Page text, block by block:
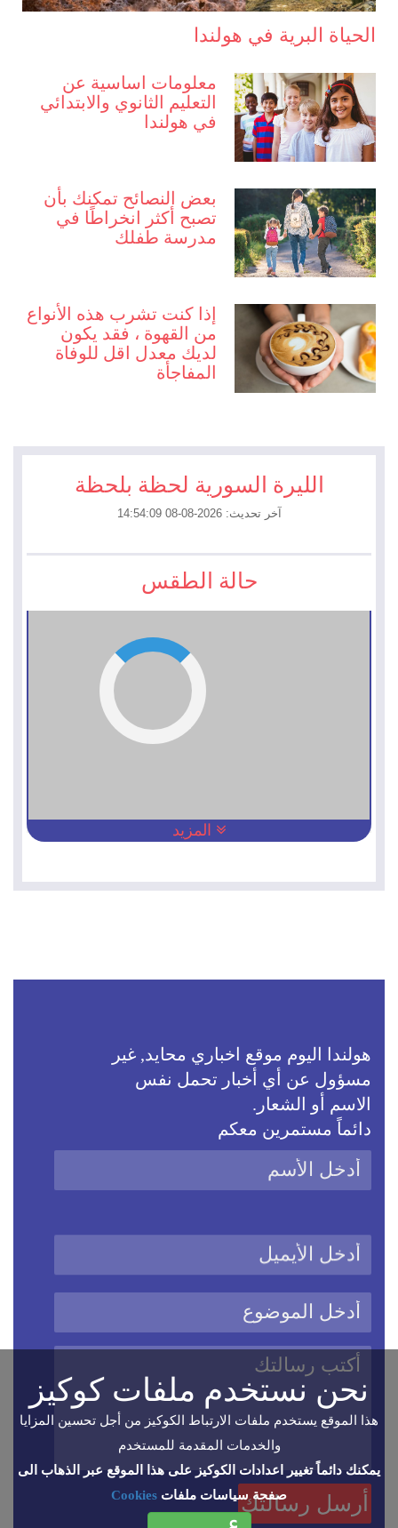
الحياة البرية في هولندا
معلومات اساسية عن
التعليم الثانوي والابتدائي
في هولندا
بعض النصائح تمكنك بأن
تصبح أكثر انخراطًا في
مدرسة طفلك
إذا كنت تشرب هذه الأنواع
من القهوة ، فقد يكون
لديك معدل اقل للوفاة
المفاجأة
الليرة السورية لحظة بلحظة
آخر تحديث: 2026-08-08 14:54:09
حالة الطقس
المزيد
هولندا اليوم موقع اخباري محايد, غير
مسؤول عن أي أخبار تحمل نفس
الاسم أو الشعار.
دائماً مستمرين معكم
نحن نستخدم ملفات كوكيز
هذا الموقع يستخدم ملفات الارتباط الكوكيز من أجل تحسين المزايا
والخدمات المقدمة للمستخدم
يمكنك دائماً تغيير اعدادات الكوكيز على هذا الموقع عبر الذهاب الى
صفحة سياسات ملفات Cookies